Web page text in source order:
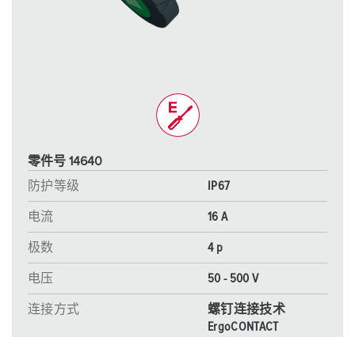
零件号 14640
防护等级
IP67
电流 16 A
极数 4 p
电压 50 - 500 V
连接方式
螺钉连接技术
ErgoCONTACT